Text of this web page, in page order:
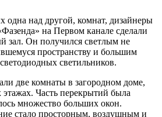
одна над другой, комнат, дизайнеры
на Первом канале сделали
зал. Он получился светлым не
пространству и большим
светильников.
две комнаты в загородном доме,
Часть перекрытий была
множество больших окон.
стало просторным, воздушным и